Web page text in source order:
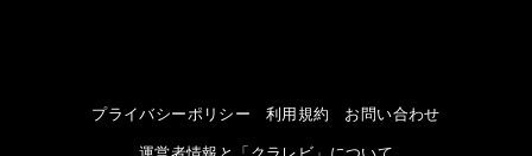
プライバシーポリシー 利用規約
お問い合わせ